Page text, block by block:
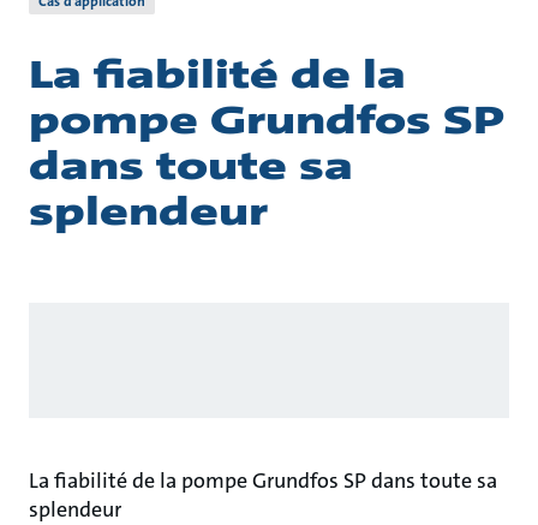
La fiabilité de la
pompe Grundfos SP
dans toute sa
splendeur
La fiabilité de la pompe Grundfos SP dans toute sa
splendeur